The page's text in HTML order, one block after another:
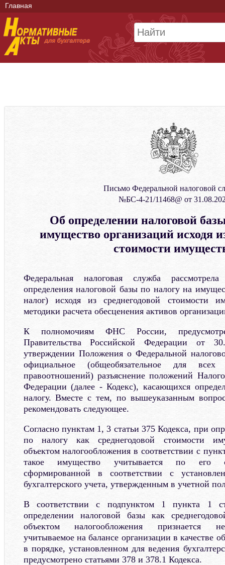
Главная
Письмо Федеральной налоговой
№БС-4-21/11468@ от
Об определении налоговой
имущество организаций исходя
стоимости
Федеральная налоговая служба
определения налоговой базы по налогу на
налог) исходя из среднегодовой стоимости
методики расчета обесценения активов
К полномочиям ФНС России,
Правительства Российской Федерации
утверждении Положения о Федеральной
официальное (общеобязательное для всех
правоотношений) разъяснение положений
Федерации (далее - Кодекс), касающихся
налогу. Вместе с тем, по вышеуказанным
рекомендовать следующее.
Согласно пунктам 1, 3 статьи 375 Кодекса, при
по налогу как среднегодовой стоимости
объектом налогообложения в соответствии с
такое имущество учитывается по его
сформированной в соответствии с
бухгалтерского учета, утвержденным в учетной
В соответствии с подпунктом 1 пункта 1
определении налоговой базы как
объектом налогообложения признается
учитываемое на балансе организации в качестве
в порядке, установленном для ведения
предусмотрено статьями 378 и 378.1 Кодекса.